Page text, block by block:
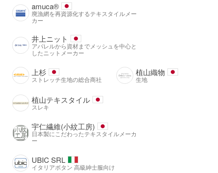
amuca®️
廃漁網を再資源化するテキスタイルメー
カー
井上ニット
アパレルから資材までメッシュを中心と
したニットメーカー
上杉
ストレッチ生地の総合商社
植山織物
生地
植山テキスタイル
スレキ
宇仁繊維(小紋工房)
日本製にこだわったテキスタイルメーカ
ー
UBIC SRL
イタリアボタン 高級紳士服向け